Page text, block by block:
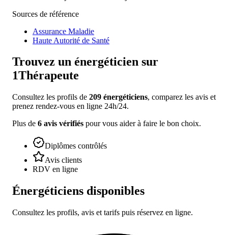
Sources de référence
Assurance Maladie
Haute Autorité de Santé
Trouvez un énergéticien sur
1Thérapeute
Consultez les profils de 209 énergéticiens, comparez les avis et
prenez rendez-vous en ligne 24h/24.
Plus de 6 avis vérifiés pour vous aider à faire le bon choix.
Diplômes contrôlés
Avis clients
RDV en ligne
Énergéticiens disponibles
Consultez les profils, avis et tarifs puis réservez en ligne.